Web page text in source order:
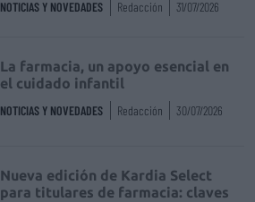
NOTICIAS Y NOVEDADES Redacción 31/07/2026
La farmacia, un apoyo esencial en
el cuidado infantil
NOTICIAS Y NOVEDADES Redacción 30/07/2026
Nueva edición de Kardia Select
para titulares de farmacia: claves